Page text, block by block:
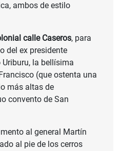
ambos de estilo
calle Caseros, para
del ex presidente
la bellísima
(que ostenta una
más altas de
convento de San
al general Martín
al pie de los cerros